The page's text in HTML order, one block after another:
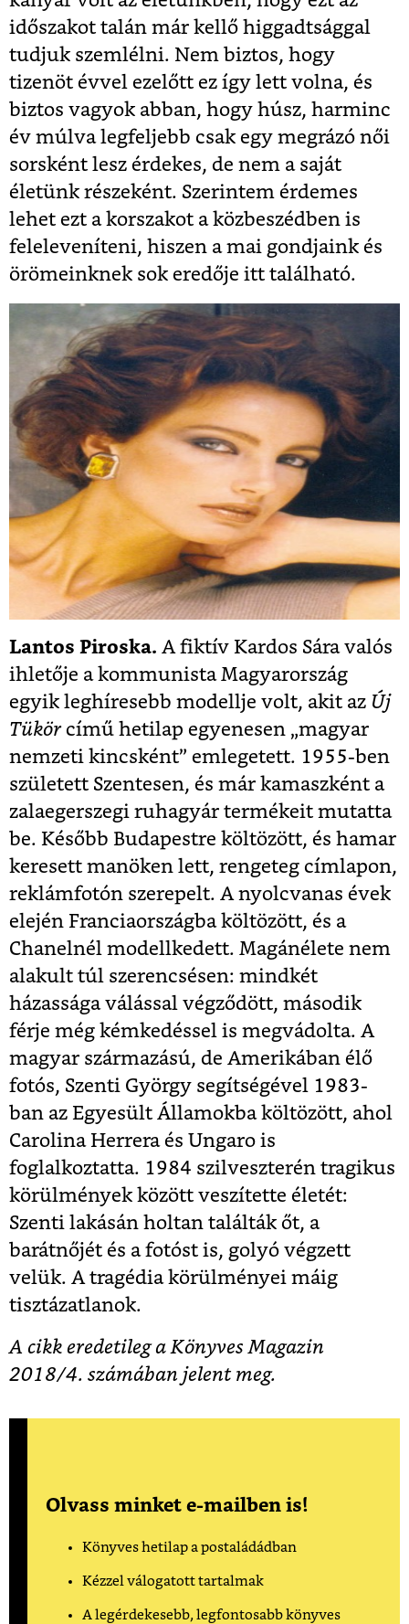
időszakot talán már kellő higgadtsággal
tudjuk szemlélni. Nem biztos, hogy
tizenöt évvel ezelőtt ez így lett volna, és
biztos vagyok abban, hogy húsz, harminc
év múlva legfeljebb csak egy megrázó női
sorsként lesz érdekes, de nem a saját
életünk részeként. Szerintem érdemes
lehet ezt a korszakot a közbeszédben is
feleleveníteni, hiszen a mai gondjaink és
örömeinknek sok eredője itt található.
Lantos Piroska. A fiktív Kardos Sára valós
ihletője a kommunista Magyarország
egyik leghíresebb modellje volt, akit az Új
Tükörcímű hetilap egyenesen „magyar
nemzeti kincsként” emlegetett. 1955-ben
született Szentesen, és már kamaszként a
zalaegerszegi ruhagyár termékeit mutatta
be. Később Budapestre költözött, és hamar
keresett manöken lett, rengeteg címlapon,
reklámfotón szerepelt. A nyolcvanas évek
elején Franciaországba költözött, és a
Chanelnél modellkedett. Magánélete nem
alakult túl szerencsésen: mindkét
házassága válással végződött, második
férje még kémkedéssel is megvádolta. A
magyar származású, de Amerikában élő
fotós, Szenti György segítségével 1983-
ban az Egyesült Államokba költözött, ahol
Carolina Herrera és Ungaro is
foglalkoztatta. 1984 szilveszterén tragikus
körülmények között veszítette életét:
Szenti lakásán holtan találták őt, a
barátnőjét és a fotóst is, golyó végzett
velük. A tragédia körülményei máig
tisztázatlanok.
A cikk eredetileg a Könyves Magazin
2018/4. számában jelent meg.
Olvass minket e-mailben is!
Könyves hetilap a postaládádban
Kézzel válogatott tartalmak
A legérdekesebb, legfontosabb könyves